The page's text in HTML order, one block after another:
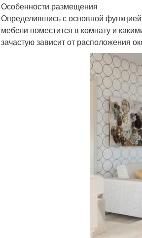
Особенности размещения
Определившись с основной
мебели поместится в комнату и
зачастую зависит от расположения